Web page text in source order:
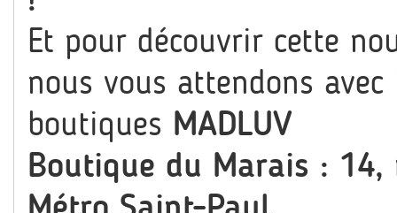
Et pour découvrir cette
nous vous attendons
boutiques MADLUV
Boutique du Marais :